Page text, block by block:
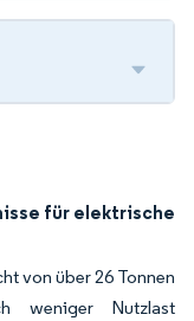
für elektrische
von über 26 Tonnen
weniger Nutzlast